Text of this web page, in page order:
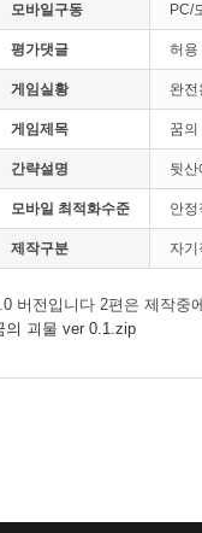
모바일구동 PC/
평가댓글 허용
게임실황 완전
게임제목 꿈
간략설명 뒷
모바일 최적화수준 안정
제작구분 자기
버전입니다 2편은 제작중
의 괴물 ver 0.1.zip